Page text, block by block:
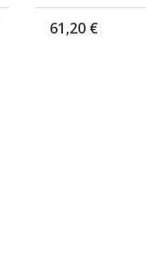
61,20 €